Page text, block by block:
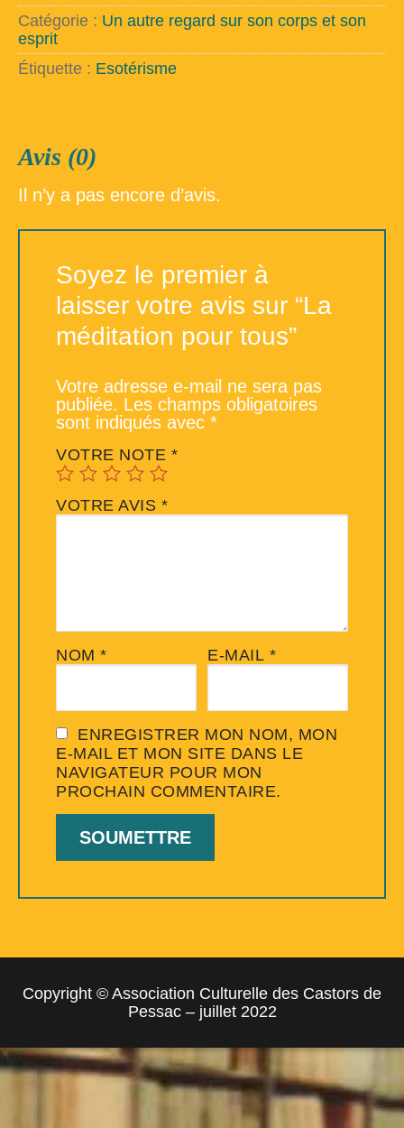
pour
tous
Catégorie : Un autre regard sur son corps et son
esprit
Étiquette : Esotérisme
Avis (0)
Il n’y a pas encore d’avis.
Soyez le premier à
laisser votre avis sur “La
méditation pour tous”
Votre adresse e-mail ne sera pas
publiée. Les champs obligatoires
sont indiqués avec *
VOTRE NOTE *
VOTRE AVIS *
NOM * E-MAIL *
ENREGISTRER MON NOM, MON
E-MAIL ET MON SITE DANS LE
NAVIGATEUR POUR MON
PROCHAIN COMMENTAIRE.
Copyright © Association Culturelle des Castors de
Pessac – juillet 2022